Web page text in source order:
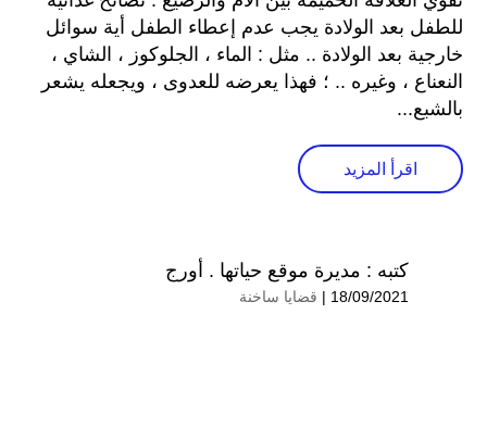
للطفل بعد الولادة يجب عدم إعطاء الطفل أية سوائل
خارجية بعد الولادة .. مثل : الماء ، الجلوكوز ، الشاي ،
النعناع ، وغيره .. ؛ فهذا يعرضه للعدوى ، ويجعله يشعر
بالشبع...
اقرأ المزيد
كتبه : مديرة موقع حياتها . أورج
18/09/2021 | قضايا ساخنة